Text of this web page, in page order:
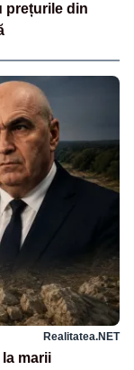
prețurile din
Realitatea.NET
marii